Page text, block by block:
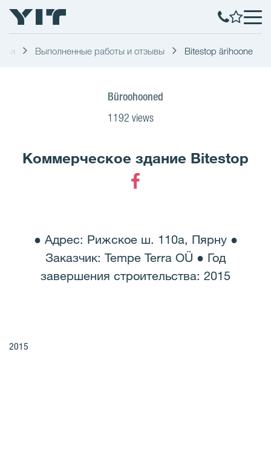
Выполненные работы и отзывы Bitestop ärihoone
Büroohooned
1192 views
Коммерческое здание Bitestop
● Адрес: Рижское ш. 110a, Пярну ●
Заказчик: Tempe Terra OÜ ● Год
завершения строительства: 2015
2015